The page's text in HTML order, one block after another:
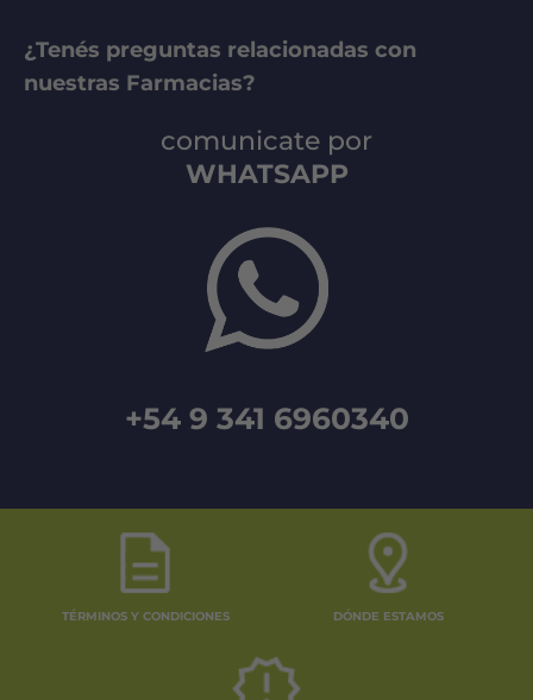
¿Tenés preguntas relacionadas con
nuestras Farmacias?
comunicate por
WHATSAPP
+54 9 341 6960340
TÉRMINOS Y CONDICIONES DÓNDE ESTAMOS